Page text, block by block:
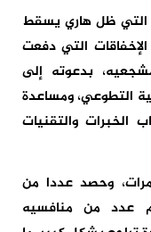
التي ظل هاري يسقط
وهي الإخفاقات التي دفعت
بدعوته إلى
التطوعي، ومساعدة
الخبرات والتقنيات
وحصد عددا من
عدد من منافسيه